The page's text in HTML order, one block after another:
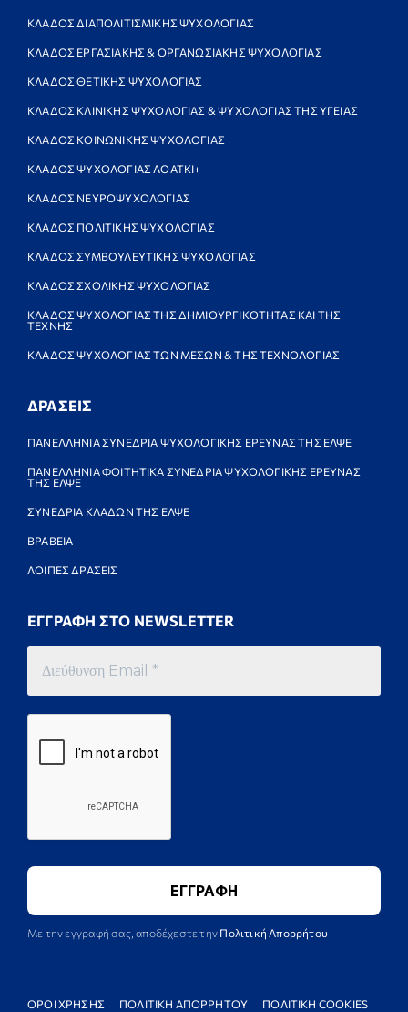
ΚΛΑΔΟΣ ΔΙΑΠΟΛΙΤΙΣΜΙΚΗΣ ΨΥΧΟΛΟΓΙΑΣ
ΚΛΑΔΟΣ ΕΡΓΑΣΙΑΚΗΣ & ΟΡΓΑΝΩΣΙΑΚΗΣ ΨΥΧΟΛΟΓΙΑΣ
ΚΛΑΔΟΣ ΘΕΤΙΚΗΣ ΨΥΧΟΛΟΓΙΑΣ
ΚΛΑΔΟΣ ΚΛΙΝΙΚΗΣ ΨΥΧΟΛΟΓΙΑΣ & ΨΥΧΟΛΟΓΙΑΣ ΤΗΣ ΥΓΕΙΑΣ
ΚΛΑΔΟΣ ΚΟΙΝΩΝΙΚΗΣ ΨΥΧΟΛΟΓΙΑΣ
ΚΛΑΔΟΣ ΨΥΧΟΛΟΓΙΑΣ ΛΟΑΤΚΙ+
ΚΛΑΔΟΣ ΝΕΥΡΟΨΥΧΟΛΟΓΙΑΣ
ΚΛΑΔΟΣ ΠΟΛΙΤΙΚΗΣ ΨΥΧΟΛΟΓΙΑΣ
ΚΛΑΔΟΣ ΣΥΜΒΟΥΛΕΥΤΙΚΗΣ ΨΥΧΟΛΟΓΙΑΣ
ΚΛΑΔΟΣ ΣΧΟΛΙΚΗΣ ΨΥΧΟΛΟΓΙΑΣ
ΚΛΑΔΟΣ ΨΥΧΟΛΟΓΙΑΣ ΤΗΣ ΔΗΜΙΟΥΡΓΙΚΟΤΗΤΑΣ ΚΑΙ ΤΗΣ
ΤΕΧΝΗΣ
ΚΛΑΔΟΣ ΨΥΧΟΛΟΓΙΑΣ ΤΩΝ ΜΕΣΩΝ & ΤΗΣ ΤΕΧΝΟΛΟΓΙΑΣ
ΔΡΑΣΕΙΣ
ΠΑΝΕΛΛΗΝΙΑ ΣΥΝΕΔΡΙΑ ΨΥΧΟΛΟΓΙΚΗΣ ΕΡΕΥΝΑΣ ΤΗΣ ΕΛΨΕ
ΠΑΝΕΛΛΗΝΙΑ ΦΟΙΤΗΤΙΚΑ ΣΥΝΕΔΡΙΑ ΨΥΧΟΛΟΓΙΚΗΣ ΕΡΕΥΝΑΣ
ΤΗΣ ΕΛΨΕ
ΣΥΝΕΔΡΙΑ ΚΛΑΔΩΝ ΤΗΣ ΕΛΨΕ
ΒΡΑΒΕΙΑ
ΛΟΙΠΕΣ ΔΡΑΣΕΙΣ
ΕΓΓΡΑΦΗ ΣΤΟ NEWSLETTER
Με την εγγραφή σας, αποδέχεστε την Πολιτική Απορρήτου
ΟΡΟΙ ΧΡΗΣΗΣ ΠΟΛΙΤΙΚΗ ΑΠΟΡΡΗΤΟΥ ΠΟΛΙΤΙΚΗ COOKIES